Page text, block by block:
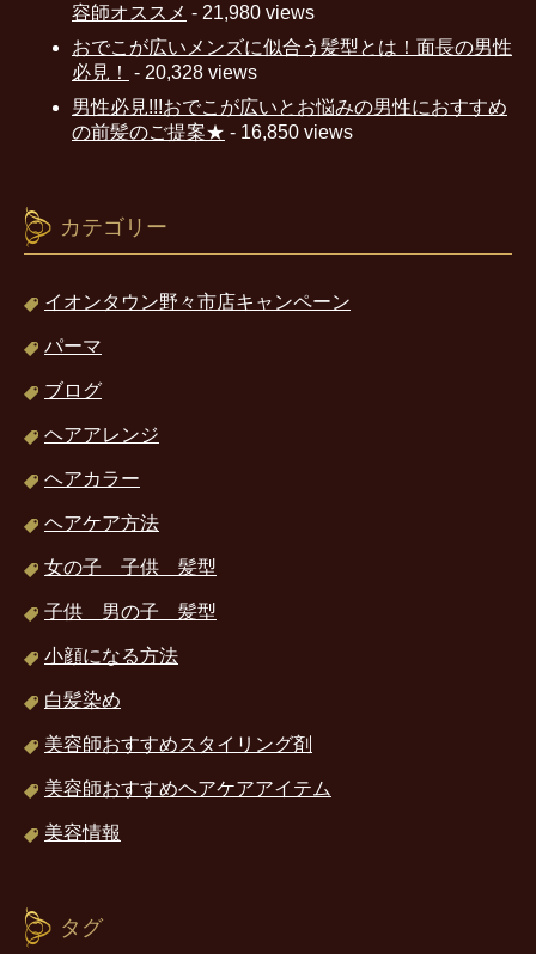
容師オススメ - 21,980 views
おでこが広いメンズに似合う髪型とは！面長の男性
必見！
- 20,328 views
男性必見!!!おでこが広いとお悩みの男性におすすめ
の前髪のご提案★ - 16,850 views
カテゴリー
イオンタウン野々市店キャンペーン
パーマ
ブログ
ヘアアレンジ
ヘアカラー
ヘアケア方法
女の子 子供 髪型
子供 男の子 髪型
小顔になる方法
白髪染め
美容師おすすめスタイリング剤
美容師おすすめヘアケアアイテム
美容情報
タグ